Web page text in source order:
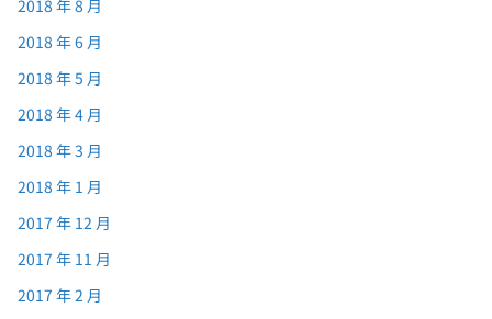
2018 年 8 月
2018 年 6 月
2018 年 5 月
2018 年 4 月
2018 年 3 月
2018 年 1 月
2017 年 12 月
2017 年 11 月
2017 年 2 月